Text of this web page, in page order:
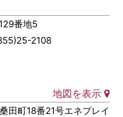
番地5
2108
地図を表示
町18番21号エネプレイ